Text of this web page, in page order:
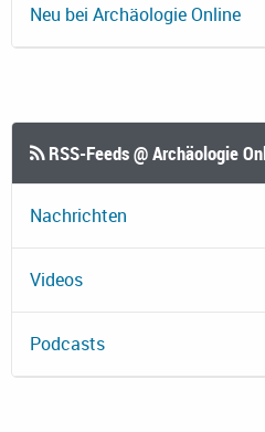
Neu bei Archäologie Online
RSS-Feeds @ Archäologie
Nachrichten
Videos
Podcasts